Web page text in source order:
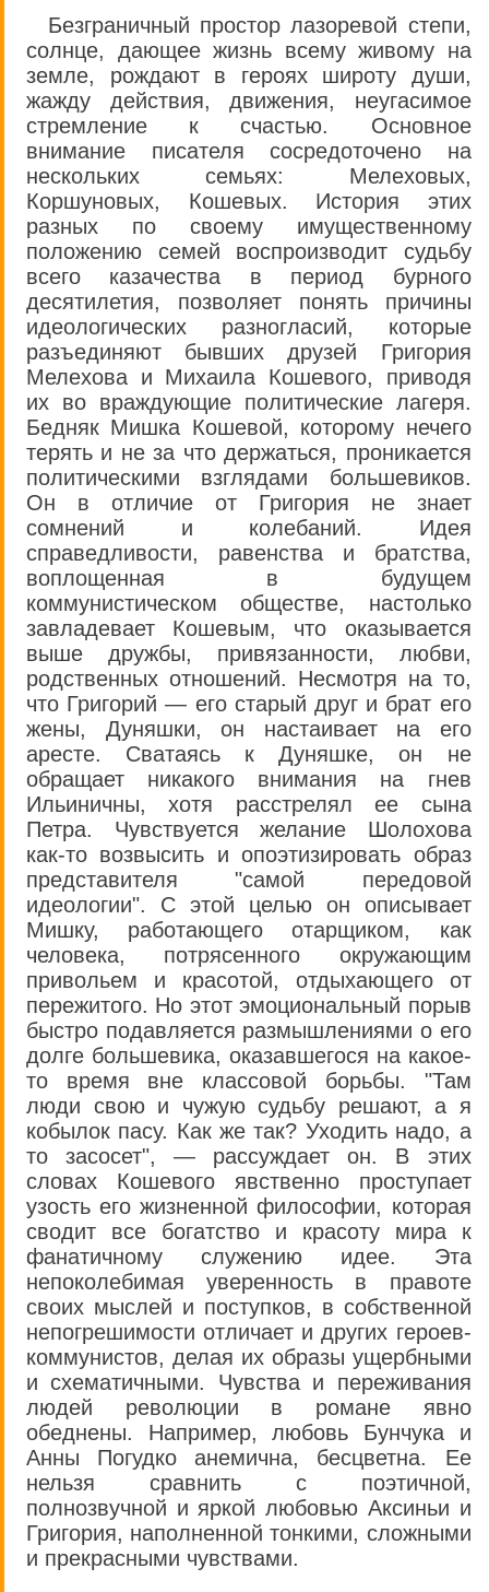
Безграничный простор лазоревой степи,
солнце, дающее жизнь всему живому на
земле, рождают в героях широту души,
жажду действия, движения, неугасимое
стремление к счастью. Основное
внимание писателя сосредоточено на
нескольких семьях: Мелеховых,
Коршуновых, Кошевых. История этих
разных по своему имущественному
положению семей воспроизводит судьбу
всего казачества в период бурного
десятилетия, позволяет понять причины
идеологических разногласий, которые
разъединяют бывших друзей Григория
Мелехова и Михаила Кошевого, приводя
их во враждующие политические лагеря.
Бедняк Мишка Кошевой, которому нечего
терять и не за что держаться, проникается
политическими взглядами большевиков.
Он в отличие от Григория не знает
сомнений и колебаний. Идея
справедливости, равенства и братства,
воплощенная в будущем
коммунистическом обществе, настолько
завладевает Кошевым, что оказывается
выше дружбы, привязанности, любви,
родственных отношений. Несмотря на то,
что Григорий — его старый друг и брат его
жены, Дуняшки, он настаивает на его
аресте. Сватаясь к Дуняшке, он не
обращает никакого внимания на гнев
Ильиничны, хотя расстрелял ее сына
Петра. Чувствуется желание Шолохова
как-то возвысить и опоэтизировать образ
представителя "самой передовой
идеологии". С этой целью он описывает
Мишку, работающего отарщиком, как
человека, потрясенного окружающим
привольем и красотой, отдыхающего от
пережитого. Но этот эмоциональный порыв
быстро подавляется размышлениями о его
долге большевика, оказавшегося на какое-
то время вне классовой борьбы. "Там
люди свою и чужую судьбу решают, а я
кобылок пасу. Как же так? Уходить надо, а
то засосет", — рассуждает он. В этих
словах Кошевого явственно проступает
узость его жизненной философии, которая
сводит все богатство и красоту мира к
фанатичному служению идее. Эта
непоколебимая уверенность в правоте
своих мыслей и поступков, в собственной
непогрешимости отличает и других героев-
коммунистов, делая их образы ущербными
и схематичными. Чувства и переживания
людей революции в романе явно
обеднены. Например, любовь Бунчука и
Анны Погудко анемична, бесцветна. Ее
нельзя сравнить с поэтичной,
полнозвучной и яркой любовью Аксиньи и
Григория, наполненной тонкими, сложными
и прекрасными чувствами.